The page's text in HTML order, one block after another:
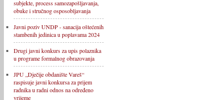
subjekte, process samozapošljavanja,
obuke i stručnog osposobljavanja
Javni poziv UNDP - sanacija oštećenih
stambenih jedinica u poplavama 2024
Drugi javni konkurs za upis polaznika
u programe formalnog obrazovanja
JPU „Dječije obdanište Vareš“
raspisuje javni konkursa za prijem
radnika u radni odnos na određeno
vrijeme